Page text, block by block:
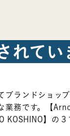
れてい
ブランドショッ
業務です。【
KOSHINO】の